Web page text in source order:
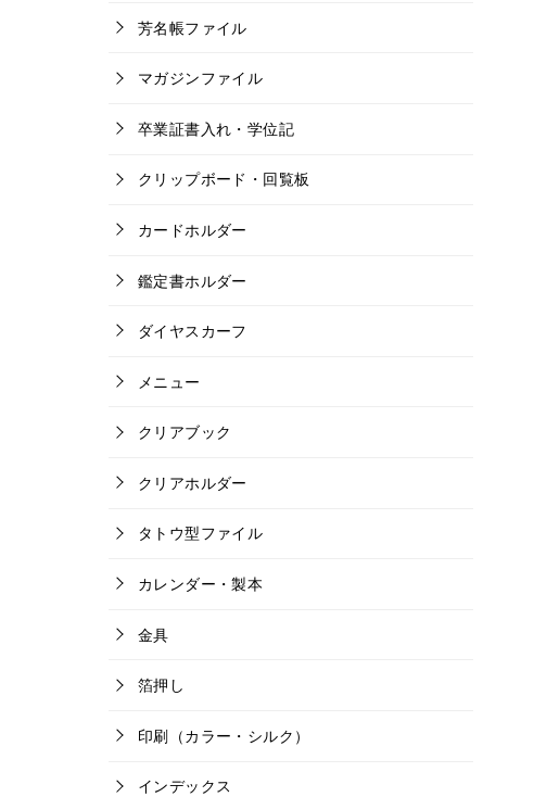
芳名帳ファイル
マガジンファイル
卒業証書入れ・学位記
クリップボード・回覧板
カードホルダー
鑑定書ホルダー
ダイヤスカーフ
メニュー
クリアブック
クリアホルダー
タトウ型ファイル
カレンダー・製本
金具
箔押し
印刷（カラー・シルク）
インデックス